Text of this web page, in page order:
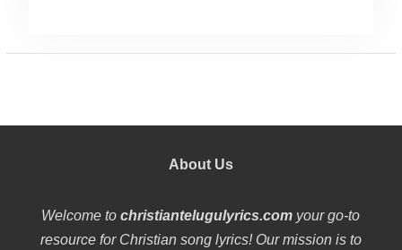
About Us
Welcome tochristiantelugulyrics.com your go-to
resource for Christian song lyrics! Our mission is to